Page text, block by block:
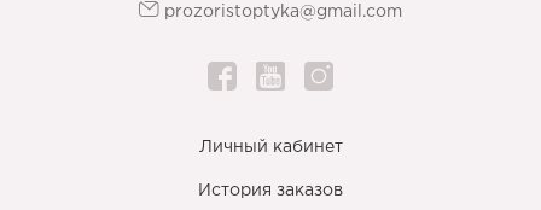
prozoristoptyka@gmail.com
Личный кабинет
История заказов